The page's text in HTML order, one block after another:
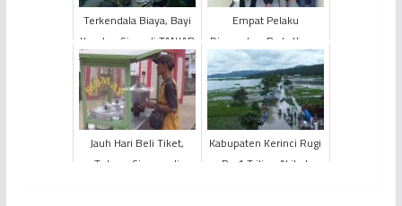
Terkendala Biaya, Bayi
Kembar Siam di TANJAB
Barat Belum Peroleh
Rujukan
Empat Pelaku
Diamankan Pada Kasus
Pengeroyokan Siswa
SMA Negeri 1 Kerinci
Jauh Hari Beli Tiket,
Tukang Siomay di
Kabupaten Kerinci Rugi
Rp 1 Triliun Akibat